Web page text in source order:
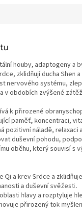
houby, adaptogeny a
zklidňují ducha Shen
nervového systému,
v obdobích zvýšené
k přirozené
paměť, koncentraci,
pozitivní náladě, relaxaci
duševní pohodu,
oběhu, který souvisí s
Qi a krev Srdce a
a duševní svěžesti.
hlavy a rozptyluje
přirozený tok